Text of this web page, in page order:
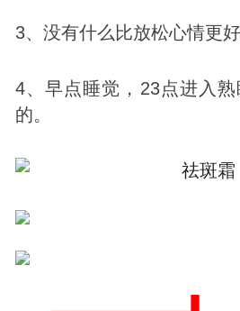
3、没有什么比放松心情更
4、早点睡觉，23点进入熟
的。